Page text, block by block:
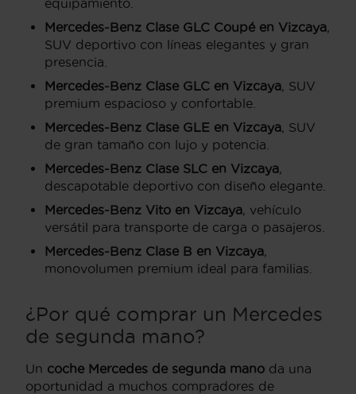
Mercedes-Benz Clase GLC Coupé en Vizcaya
SUV deportivo con líneas elegantes y gran
presencia.
Mercedes-Benz Clase GLC en Vizcaya , SUV
premium espacioso y confortable.
Mercedes-Benz Clase GLE en Vizcaya , SUV
de gran tamaño con lujo y potencia.
Mercedes-Benz Clase SLC en Vizcaya
descapotable deportivo con diseño elegante.
Mercedes-Benz Vito en Vizcaya , vehículo
versátil para transporte de carga o pasajeros.
Mercedes-Benz Clase B en Vizcaya
monovolumen premium ideal para familias.
¿Por qué comprar un Mercedes
de segunda mano?
Un coche Mercedes de segunda mano da una
oportunidad a muchos compradores de